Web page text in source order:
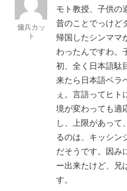
傭兵カッ
ト
モト教授、子供の
昔のことでっけど
帰国したシンママ
わったんですわ。
初、全く日本語駄
来たら日本語ベラ
ぇ。言語ってヒト
境が変わっても適
し、上限があって
るのは、キッシン
だそうです。因み
ー出来たけど、兄
す。